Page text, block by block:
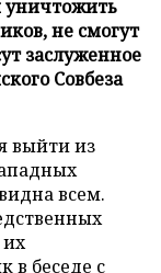
уничтожить
не смогут
заслуженное
Совбеза
выйти из
всем.
в беседе с